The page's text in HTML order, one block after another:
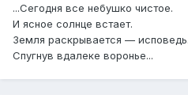
...Сегодня все небушко чистое.
И ясное солнце встает.
Земля раскрывается — исповедь.
Спугнув вдалеке воронье...